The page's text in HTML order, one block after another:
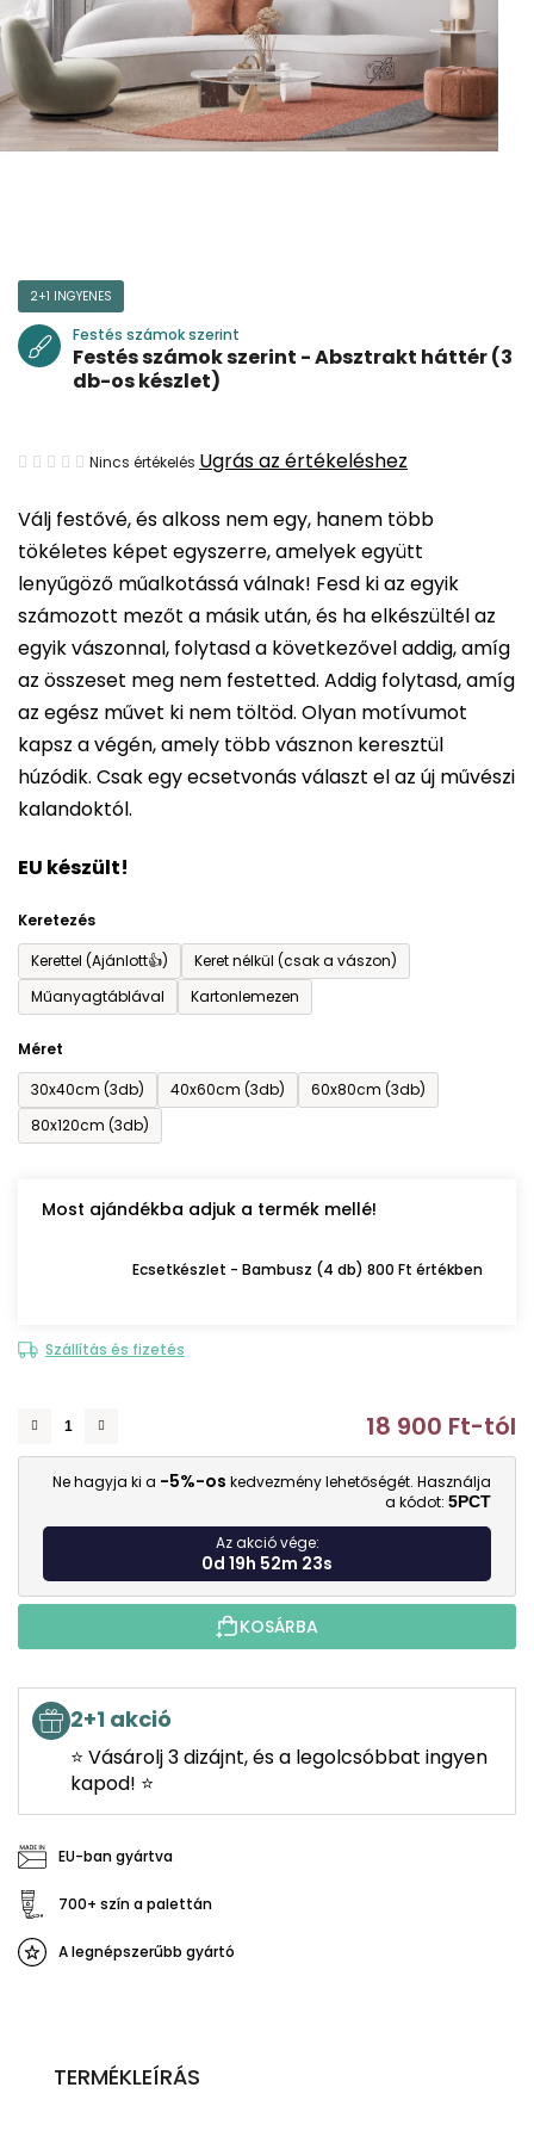
Válj festővé, és alkoss nem egy, hanem több
tökéletes képet egyszerre, amelyek együtt
lenyűgöző műalkotássá válnak! Fesd ki az egyik
számozott mezőt a másik után, és ha elkészültél az
egyik vászonnal, folytasd a következővel addig, amíg
az összeset meg nem festetted. Addig folytasd, amíg
az egész művet ki nem töltöd. Olyan motívumot
kapsz a végén, amely több vásznon keresztül
húzódik. Csak egy ecsetvonás választ el az új művészi
kalandoktól.
EU készült!
Keretezés
Kerettel (Ajánlott👍)
Keret nélkül (csak a vászon)
Műanyagtáblával
Kartonlemezen
Méret
30x40cm (3db)
40x60cm (3db)
60x80cm (3db)
80x120cm (3db)
Most ajándékba adjuk a termék mellé!
Ecsetkészlet - Bambusz (4 db) 800 Ft értékben
Szállítás és fizetés
18 900 Ft-tól
Ne hagyja ki a -5%-os kedvezmény lehetőségét. Használja
a kódot: 5PCT
Az akció vége:
0d 19h 52m 22s
KOSÁRBA
2+1 akció
⭐ Vásárolj 3 dizájnt, és a legolcsóbbat ingyen
kapod! ⭐
EU-ban gyártva
700+ szín a palettán
A legnépszerűbb gyártó
2+1 INGYENES
Festés számok szerint
Festés számok szerint - Absztrakt háttér (3
db-os készlet)
A
átlagos
értékelése
5-
ből
0,0
csillag.
Nincs értékelés Ugrás az értékeléshez
TERMÉKLEÍRÁS